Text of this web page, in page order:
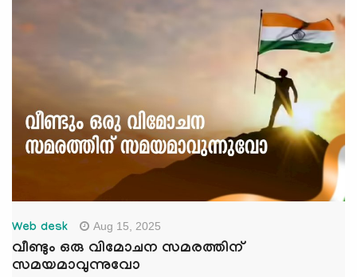
Web desk Aug 15, 2025
വീണ്ടും ഒരു വിമോചന സമരത്തിന്
സമയമാവുന്നുവോ